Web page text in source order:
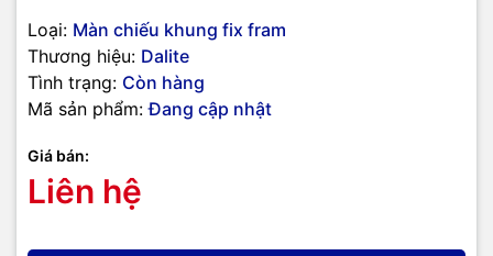
Loại: Màn chiếu khung fix fram
Thương hiệu: Dalite
Tình trạng: Còn hàng
Mã sản phẩm: Đang cập nhật
Giá bán:
Liên hệ